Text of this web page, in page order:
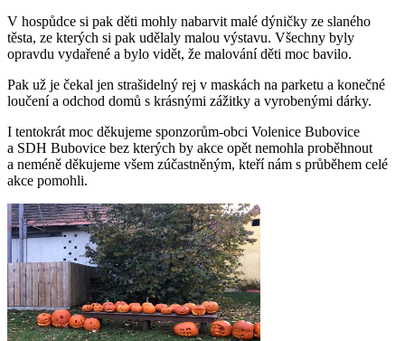
V hospůdce si pak děti mohly nabarvit malé dýničky ze slaného
těsta, ze kterých si pak udělaly malou výstavu. Všechny byly
opravdu vydařené a bylo vidět, že malování děti moc bavilo.
Pak už je čekal jen strašidelný rej v maskách na parketu a konečné
loučení a odchod domů s krásnými zážitky a vyrobenými dárky.
I tentokrát moc děkujeme sponzorům-obci Volenice Bubovice
a SDH Bubovice bez kterých by akce opět nemohla proběhnout
a neméně děkujeme všem zúčastněným, kteří nám s průběhem celé
akce pomohli.